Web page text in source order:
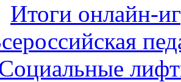
Итоги онлайн-